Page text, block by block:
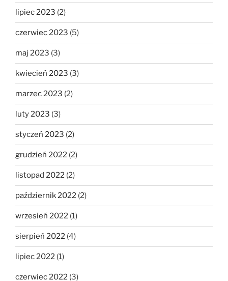
lipiec 2023 (2)
czerwiec 2023 (5)
maj 2023 (3)
kwiecień 2023 (3)
marzec 2023 (2)
luty 2023 (3)
styczeń 2023 (2)
grudzień 2022 (2)
listopad 2022 (2)
październik 2022 (2)
wrzesień 2022 (1)
sierpień 2022 (4)
lipiec 2022 (1)
czerwiec 2022 (3)